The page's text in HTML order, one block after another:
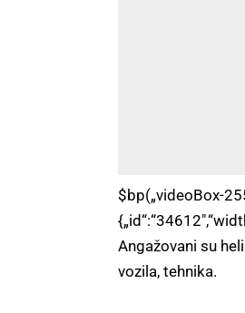
$bp(„videoBox-
Angažovani su
vozila, tehnika.